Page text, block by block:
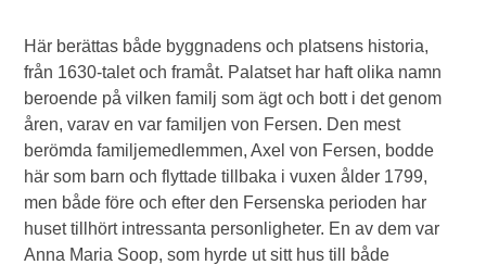
Här berättas både byggnadens och platsens historia,
från 1630-talet och framåt. Palatset har haft olika namn
beroende på vilken familj som ägt och bott i det genom
åren, varav en var familjen von Fersen. Den mest
berömda familjemedlemmen, Axel von Fersen, bodde
här som barn och flyttade tillbaka i vuxen ålder 1799,
men både före och efter den Fersenska perioden har
huset tillhört intressanta personligheter. En av dem var
Anna Maria Soop, som hyrde ut sitt hus till både